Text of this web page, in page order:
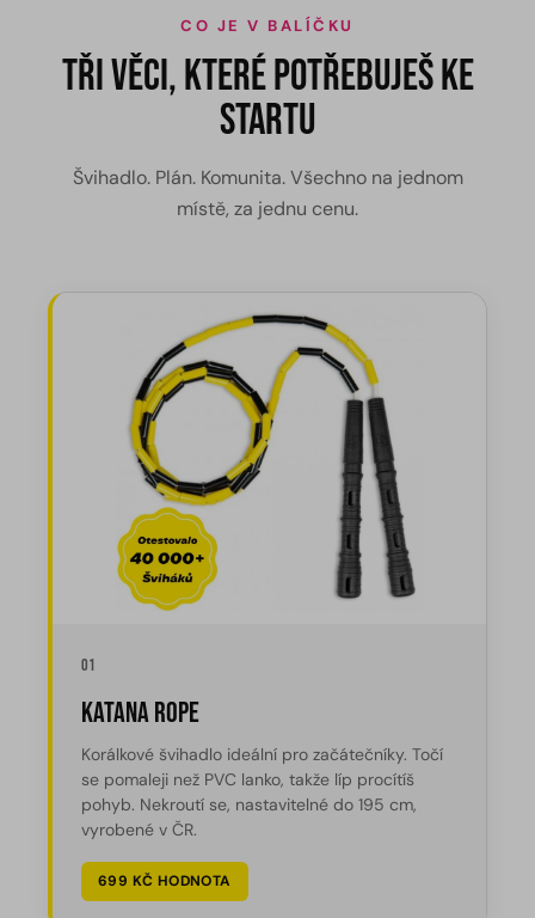
CO JE V BALÍČKU
Tři věci, které potřebuješ ke
startu
Švihadlo. Plán. Komunita. Všechno na jednom
místě, za jednu cenu.
01
Katana Rope
Korálkové švihadlo ideální pro začátečníky. Točí
se pomaleji než PVC lanko, takže líp procítíš
pohyb. Nekroutí se, nastavitelné do 195 cm,
vyrobené v ČR.
699 KČ HODNOTA